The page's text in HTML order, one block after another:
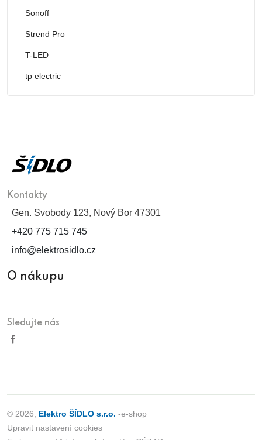
Sonoff
Strend Pro
T-LED
tp electric
Kontakty
Gen. Svobody 123, Nový Bor 47301
+420 775 715 745
info@elektrosidlo.cz
O nákupu
Sledujte nás
© 2026, Elektro ŠÍDLO s.r.o. -e-shop
Upravit nastavení cookies